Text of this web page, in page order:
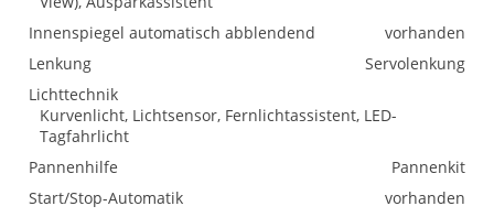
Innenspiegel automatisch abblendend
vorhanden
Lenkung
Servolenkung
Lichttechnik
Kurvenlicht, Lichtsensor, Fernlichtassistent, LED-
Tagfahrlicht
Pannenhilfe
Pannenkit
Start/Stop-Automatik
vorhanden